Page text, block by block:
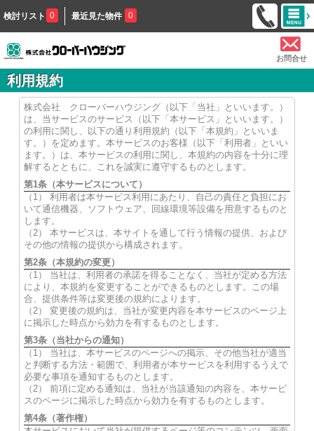
検討リスト 0 最近見た物件 0
お問合せ
利用規約
株式会社 クローバーハウジング（以下「当社」といいます。）
は、当サービスのサービス（以下「本サービス」といいます。）
の利用に関し、以下の通り利用規約（以下「本規約」といいま
す。）を定めます。本サービスのお客様（以下「利用者」といい
ます。）は、本サービスの利用に関し、本規約の内容を十分に理
解するとともに、これを誠実に遵守するものとします。
第1条（本サービスについて）
（1） 利用者は本サービス利用にあたり、自己の責任と負担にお
いて通信機器、ソフトウェア、回線環境等設備を用意するものと
します。
（2） 本サービスは、本サイトを通して行う情報の提供、および
その他の情報の提供から構成されます。
第2条（本規約の変更）
（1） 当社は、利用者の承諾を得ることなく、当社が定める方法
により、本規約を変更することができるものとします。この場
合、提供条件等は変更後の規約によります。
（2） 変更後の規約は、当社が変更内容を本サービスのページ上
に掲示した時点から効力を有するものとします。
第3条（当社からの通知）
（1） 当社は、本サービスのページへの掲示、その他当社が適当
と判断する方法・範囲で、利用者が本サービスを利用するうえで
必要な事項を通知するものとします。
（2） 前項に定める通知は、当社が当該通知の内容を、本サービ
スのページに掲示した時点から効力を有するものとします。
第4条（著作権）